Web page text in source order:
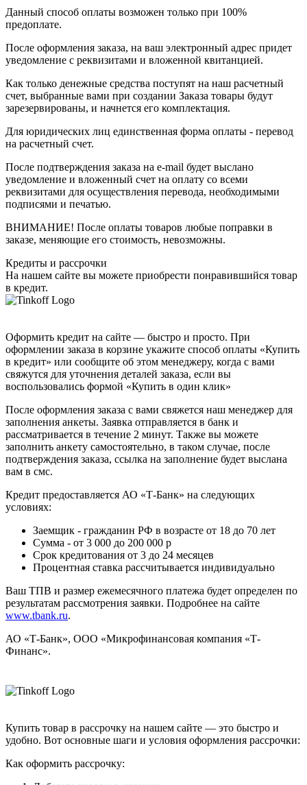
Данный способ оплаты возможен только при 100%
предоплате.
После оформления заказа, на ваш электронный адрес придет
уведомление с реквизитами и вложенной квитанцией.
Как только денежные средства поступят на наш расчетный
счет, выбранные вами при создании Заказа товары будут
зарезервированы, и начнется его комплектация.
Для юридических лиц единственная форма оплаты - перевод
на расчетный счет.
После подтверждения заказа на e-mail будет выслано
уведомление и вложенный счет на оплату со всеми
реквизитами для осуществления перевода, необходимыми
подписями и печатью.
ВНИМАНИЕ! После оплаты товаров любые поправки в
заказе, меняющие его стоимость, невозможны.
Кредиты и рассрочки
На нашем сайте вы можете приобрести понравившийся товар
в кредит.
Оформить кредит на сайте — быстро и просто. При
оформлении заказа в корзине укажите способ оплаты «Купить
в кредит» или сообщите об этом менеджеру, когда с вами
свяжутся для уточнения деталей заказа, если вы
воспользовались формой «Купить в один клик»
После оформления заказа с вами свяжется наш менеджер для
заполнения анкеты. Заявка отправляется в банк и
рассматривается в течение 2 минут. Также вы можете
заполнить анкету самостоятельно, в таком случае, после
подтверждения заказа, ссылка на заполнение будет выслана
вам в смс.
Кредит предоставляется АО «Т-Банк» на следующих
условиях:
Заемщик - гражданин РФ в возрасте от 18 до 70 лет
Сумма - от 3 000 до 200 000 р
Срок кредитования от 3 до 24 месяцев
Процентная ставка рассчитывается индивидуально
Ваш ТПВ и размер ежемесячного платежа будет определен по
результатам рассмотрения заявки. Подробнее на сайте
www.tbank.ru.
АО «Т-Банк», ООО «Микрофинансовая компания «Т-
Финанс».
Купить товар в рассрочку на нашем сайте — это быстро и
удобно. Вот основные шаги и условия оформления рассрочки:
Как оформить рассрочку: